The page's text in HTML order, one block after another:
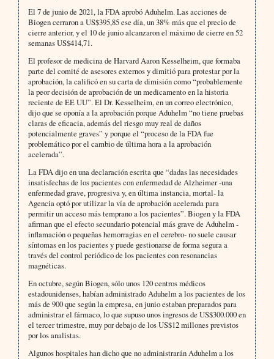
El 7 de junio de 2021, la FDA aprobó Aduhelm. Las acciones de
Biogen cerraron a US$395,85 ese día, un 38% más que el precio de
cierre anterior, y el 10 de junio alcanzaron el máximo de cierre en 52
semanas US$414,71.
El profesor de medicina de Harvard Aaron Kesselheim, que formaba
parte del comité de asesores externos y dimitió para protestar por la
aprobación, la calificó en su carta de dimisión como “probablemente
la peor decisión de aprobación de un medicamento en la historia
reciente de EE UU”. El Dr. Kesselheim, en un correo electrónico,
dijo que se oponía a la aprobación porque Aduhelm “no tiene pruebas
claras de eficacia, además del riesgo muy real de daños
potencialmente graves” y porque el “proceso de la FDA fue
problemático por el cambio de última hora a la aprobación
acelerada”.
La FDA dijo en una declaración escrita que “dadas las necesidades
insatisfechas de los pacientes con enfermedad de Alzheimer -una
enfermedad grave, progresiva y, en última instancia, mortal- la
Agencia optó por utilizar la vía de aprobación acelerada para
permitir un acceso más temprano a los pacientes”. Biogen y la FDA
afirman que el efecto secundario potencial más grave de Aduhelm -
inflamación o pequeñas hemorragias en el cerebro- no suele causar
síntomas en los pacientes y puede gestionarse de forma segura a
través del control periódico de los pacientes con resonancias
magnéticas.
En octubre, según Biogen, sólo unos 120 centros médicos
estadounidenses, habían administrado Aduhelm a los pacientes de los
más de 900 que según la empresa, en junio estaban preparados para
administrar el fármaco, lo que supuso unos ingresos de US$300.000 en
el tercer trimestre, muy por debajo de los US$12 millones previstos
por los analistas.
Algunos hospitales han dicho que no administrarán Aduhelm a los